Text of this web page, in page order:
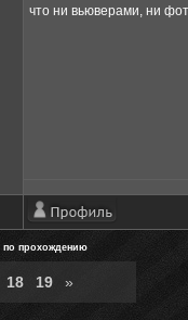
что ни вьюверами, ни
прохождению
18 19 »